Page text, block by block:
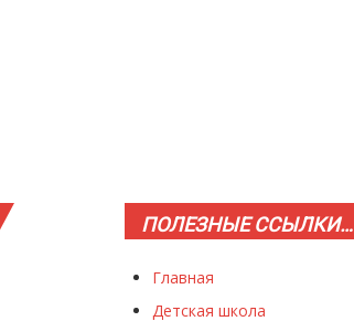
ПОЛЕЗНЫЕССЫЛКИ…
Главная
Детская школа